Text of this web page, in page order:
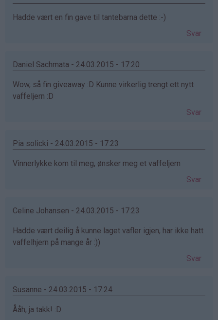
Hadde vært en fin gave til tantebarna dette :-)
Svar
Daniel Sachmata - 24.03.2015 - 17:20
Wow, så fin giveaway :D Kunne virkerlig trengt ett nytt
vaffeljern :D
Svar
Pia solicki - 24.03.2015 - 17:23
Vinnerlykke kom til meg, ønsker meg et vaffeljern
Svar
Celine Johansen - 24.03.2015 - 17:23
Hadde vært deilig å kunne laget vafler igjen, har ikke hatt
vaffelhjern på mange år :))
Svar
Susanne - 24.03.2015 - 17:24
Ååh, ja takk! :D